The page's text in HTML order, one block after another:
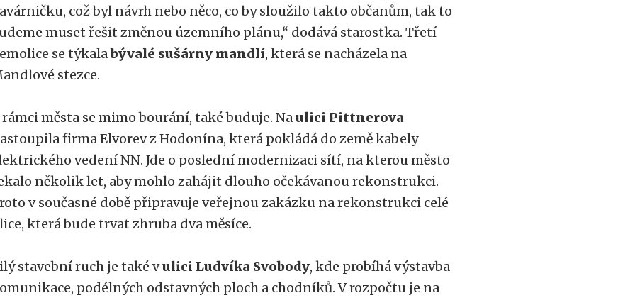
což byl návrh nebo něco, co by sloužilo takto občanům, tak to
muset řešit změnou územního plánu,“ dodává starostka. Třetí
se týkalabývalé sušárny mandlí, která se nacházela na
stezce.
rámci města se mimo bourání, také buduje. Naulici Pittnerova
firma Elvorev z Hodonína, která pokládá do země kabely
vedení NN. Jde o poslední modernizaci sítí, na kterou město
několik let, aby mohlo zahájit dlouho očekávanou rekonstrukci.
v současné době připravuje veřejnou zakázku na rekonstrukci celé
která bude trvat zhruba dva měsíce.
stavební ruch je také vulici Ludvíka Svobody, kde probíhá výstavba
podélných odstavných ploch a chodníků. V rozpočtu je na